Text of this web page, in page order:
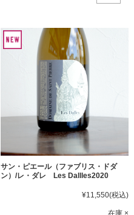
サン・ピエール（ファブリス・ドダ
ン）/レ・ダレ Les Dallles2020
¥11,550(税込)
在庫 ×